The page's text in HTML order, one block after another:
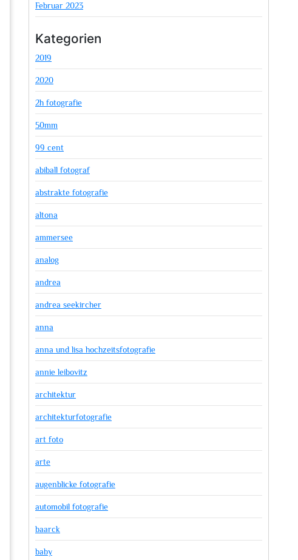
Februar 2023
Kategorien
2019
2020
2h fotografie
50mm
99 cent
abiball fotograf
abstrakte fotografie
altona
ammersee
analog
andrea
andrea seekircher
anna
anna und lisa hochzeitsfotografie
annie leibovitz
architektur
architekturfotografie
art foto
arte
augenblicke fotografie
automobil fotografie
baarck
baby